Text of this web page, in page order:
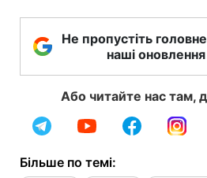
Не пропустіть
наші
Або читайте нас там,
Більше по темі: